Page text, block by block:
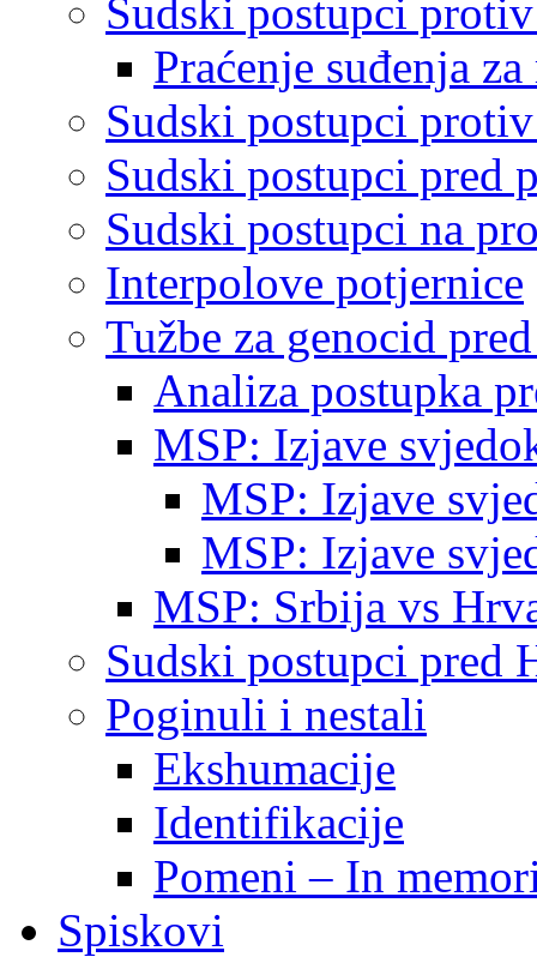
Sudski postupci
Praćenje suđenja
Sudski postupci
Sudski postupci pred
Sudski postupci na
Interpolove potjernice
Tužbe za genocid
Analiza postupka
MSP: Izjave
MSP: Izjave
MSP: Izjave
MSP: Srbija vs
Sudski postupci pred
Poginuli i nestali
Ekshumacije
Identifikacije
Pomeni – In
Spiskovi